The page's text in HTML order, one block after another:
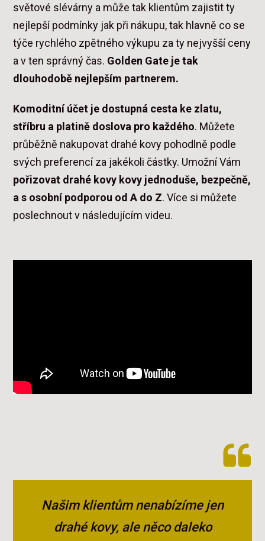
světové slévárny a může tak klientům zajistit ty
nejlepší podmínky jak při nákupu, tak hlavně co se
týče rychlého zpětného výkupu za ty nejvyšší ceny
a v ten správný čas. Golden Gate je tak
dlouhodobě nejlepším partnerem.
Komoditní účet je dostupná cesta ke zlatu,
stříbru a platině doslova pro každého. Můžete
průběžně nakupovat drahé kovy pohodlně podle
svých preferencí za jakékoli částky. Umožní Vám
pořizovat drahé kovy kovy jednoduše, bezpečně,
a s osobní podporou od A do Z. Více si můžete
poslechnout v následujícím videu.
Našim klientům nenabízíme jen
drahé kovy, ale něco daleko